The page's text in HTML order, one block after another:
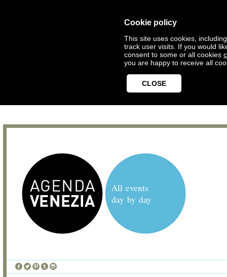
Cookie policy
This site uses cookies,
track user visits. If you would
consent to some or all cookies
you are happy to receive all
CLOSE
All events
day by day